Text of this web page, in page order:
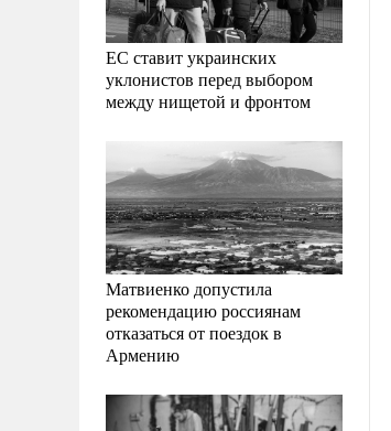
ЕС ставит украинских
уклонистов перед выбором
между нищетой и фронтом
Матвиенко допустила
рекомендацию россиянам
отказаться от поездок в
Армению